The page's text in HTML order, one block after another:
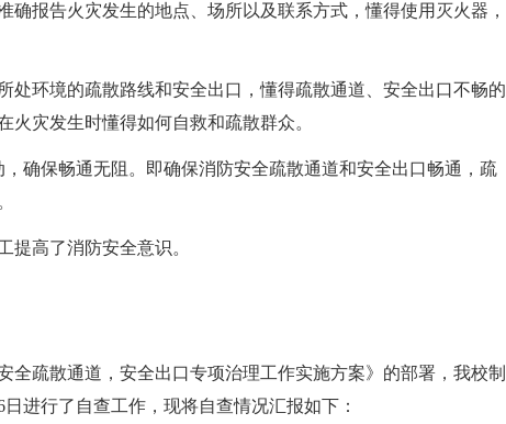
确报告火灾发生的地点、场所以及联系方式，懂得使用灭火器，
处环境的疏散路线和安全出口，懂得疏散通道、安全出口不畅的
灾发生时懂得如何自救和疏散群众。
，确保畅通无阻。即确保消防安全疏散通道和安全出口畅通，疏
提高了消防安全意识。
全疏散通道，安全出口专项治理工作实施方案》的部署，我校制
进行了自查工作，现将自查情况汇报如下：